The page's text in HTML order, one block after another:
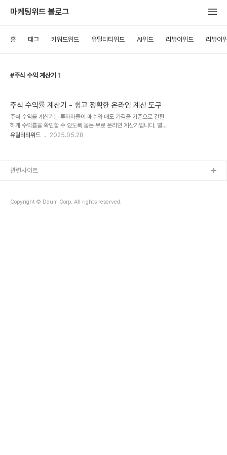
마케팅위드 블로그
홈 태그 키워드위드 유틸리티위드 AI위드 리뷰어위드 리뷰어
주식 수익 계산기 1
주식 수익률 계산기 - 쉽고 정확한 온라인 계산 도구
주식 수익률 계산기는 투자자들이 매수와 매도 가격을 기준으로 간편
하게 수익률을 확인할 수 있도록 돕는 무료 온라인 계산기입니다. 별도
의 설치 없이 웹 브라우저에서 바로 사용할 수 있어 누구나 손쉽게 이
식을 함께 제공하여 이해도 향상모바일 최적화: PC는 물론 스마트폰
계산하거나 다른 조건을 입력해 보..
유틸리티위드 2025.05.28
Copyright © Daum Corp. All rights reserved.
관련사이트